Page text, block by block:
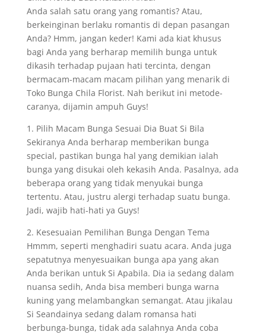
Anda salah satu orang yang romantis? Atau,
berkeinginan berlaku romantis di depan pasangan
Anda? Hmm, jangan keder! Kami ada kiat khusus
bagi Anda yang berharap memilih bunga untuk
dikasih terhadap pujaan hati tercinta, dengan
bermacam-macam macam pilihan yang menarik di
Toko Bunga Chila Florist. Nah berikut ini metode-
caranya, dijamin ampuh Guys!
1. Pilih Macam Bunga Sesuai Dia Buat Si Bila
Sekiranya Anda berharap memberikan bunga
special, pastikan bunga hal yang demikian ialah
bunga yang disukai oleh kekasih Anda. Pasalnya, ada
beberapa orang yang tidak menyukai bunga
tertentu. Atau, justru alergi terhadap suatu bunga.
Jadi, wajib hati-hati ya Guys!
2. Kesesuaian Pemilihan Bunga Dengan Tema
Hmmm, seperti menghadiri suatu acara. Anda juga
sepatutnya menyesuaikan bunga apa yang akan
Anda berikan untuk Si Apabila. Dia ia sedang dalam
nuansa sedih, Anda bisa memberi bunga warna
kuning yang melambangkan semangat. Atau jikalau
Si Seandainya sedang dalam romansa hati
berbunga-bunga, tidak ada salahnya Anda coba